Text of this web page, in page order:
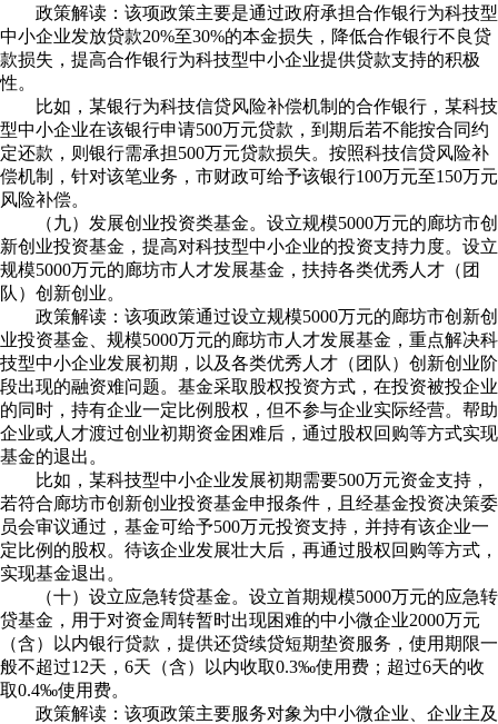
政策解读：该项政策主要是通过政府承担合作银行为科技型
中小企业发放贷款20%至30%的本金损失，降低合作银行不良贷
款损失，提高合作银行为科技型中小企业提供贷款支持的积极
性。
比如，某银行为科技信贷风险补偿机制的合作银行，某科技
型中小企业在该银行申请500万元贷款，到期后若不能按合同约
定还款，则银行需承担500万元贷款损失。按照科技信贷风险补
偿机制，针对该笔业务，市财政可给予该银行100万元至150万元
风险补偿。
（九）发展创业投资类基金。设立规模5000万元的廊坊市创
新创业投资基金，提高对科技型中小企业的投资支持力度。设立
规模5000万元的廊坊市人才发展基金，扶持各类优秀人才（团
队）创新创业。
政策解读：该项政策通过设立规模5000万元的廊坊市创新创
业投资基金、规模5000万元的廊坊市人才发展基金，重点解决科
技型中小企业发展初期，以及各类优秀人才（团队）创新创业阶
段出现的融资难问题。基金采取股权投资方式，在投资被投企业
的同时，持有企业一定比例股权，但不参与企业实际经营。帮助
企业或人才渡过创业初期资金困难后，通过股权回购等方式实现
基金的退出。
比如，某科技型中小企业发展初期需要500万元资金支持，
若符合廊坊市创新创业投资基金申报条件，且经基金投资决策委
员会审议通过，基金可给予500万元投资支持，并持有该企业一
定比例的股权。待该企业发展壮大后，再通过股权回购等方式，
实现基金退出。
（十）设立应急转贷基金。设立首期规模5000万元的应急转
贷基金，用于对资金周转暂时出现困难的中小微企业2000万元
（含）以内银行贷款，提供还贷续贷短期垫资服务，使用期限一
般不超过12天，6天（含）以内收取0.3‰使用费；超过6天的收
取0.4‰使用费。
政策解读：该项政策主要服务对象为中小微企业、企业主及